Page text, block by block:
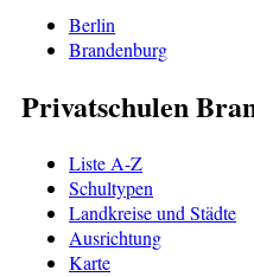
Berlin
Brandenburg
Privatschulen
Liste A-Z
Schultypen
Landkreise und Städte
Ausrichtung
Karte